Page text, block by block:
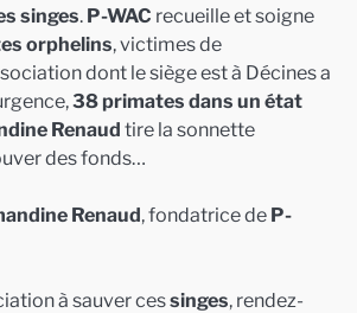
singes. P-WAC recueille et soigne
orphelins, victimes de
dont le siège est à Décines a
38 primates dans un état
Renaudtire la sonnette
des fonds…
Renaud, fondatrice de P-
à sauver cessinges, rendez-